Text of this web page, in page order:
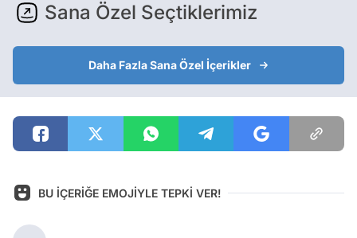
Sana Özel Seçtiklerimiz
Daha Fazla Sana Özel İçerikler
BU İÇERİĞE EMOJİYLE TEPKİ VER!